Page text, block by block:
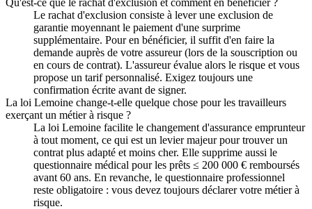
Le rachat d'exclusion consiste à lever une exclusion de
garantie moyennant le paiement d'une surprime
supplémentaire. Pour en bénéficier, il suffit d'en faire la
demande auprès de votre assureur (lors de la souscription ou
en cours de contrat). L'assureur évalue alors le risque et vous
propose un tarif personnalisé. Exigez toujours une
confirmation écrite avant de signer.
La loi Lemoine change-t-elle quelque chose pour les travailleurs
exerçant un métier à risque ?
La loi Lemoine facilite le changement d'assurance emprunteur
à tout moment, ce qui est un levier majeur pour trouver un
contrat plus adapté et moins cher. Elle supprime aussi le
questionnaire médical pour les prêts ≤ 200 000 € remboursés
avant 60 ans. En revanche, le questionnaire professionnel
reste obligatoire : vous devez toujours déclarer votre métier à
risque.